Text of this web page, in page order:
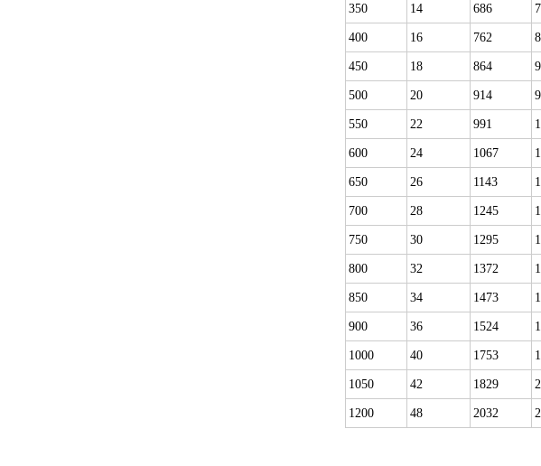
350 14 686
400 16 762
450 18 864
500 20 914
550 22 991
600 24 1067
650 26 1143
700 28 1245
750 30 1295
800 32 1372
850 34 1473
900 36 1524
1000 40 1753
1050 42 1829
1200 48 2032